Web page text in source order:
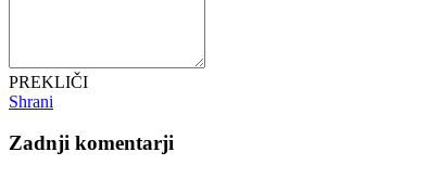
PREKLIČI
Shrani
Zadnji komentarji